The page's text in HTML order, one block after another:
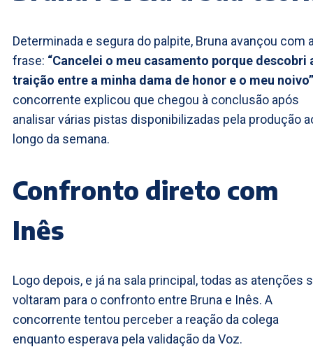
Determinada e segura do palpite, Bruna avançou com
frase: “Cancelei o meu casamento porque descobri
traição entre a minha dama de honor e o meu noivo”
concorrente explicou que chegou à conclusão após
analisar várias pistas disponibilizadas pela produção
longo da semana.
Confronto direto com
Inês
Logo depois, e já na sala principal, todas as atenções
voltaram para o confronto entre Bruna e Inês. A
concorrente tentou perceber a reação da colega
enquanto esperava pela validação da Voz.